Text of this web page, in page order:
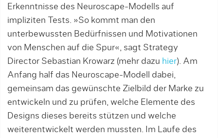
Erkenntnisse des Neuroscape-Modells auf
impliziten Tests. »So kommt man den
unterbewuss­ten Bedürfnissen und Motivationen
von Menschen auf die Spur«, sagt Strategy
Director Sebas­tian Kro­warz (mehr dazu hier). Am
Anfang half das Neuroscape-Modell dabei,
gemeinsam das gewünsch­te Zielbild der Mar­ke zu
entwickeln und zu prüfen, welche Elemente des
Designs dieses bereits stützen und welche
weiterentwickelt werden mussten. Im Laufe des